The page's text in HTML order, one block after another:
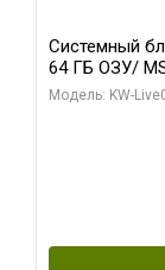
Системный
64 ГБ ОЗУ/
GDDR7 128bit
Модель: KW-